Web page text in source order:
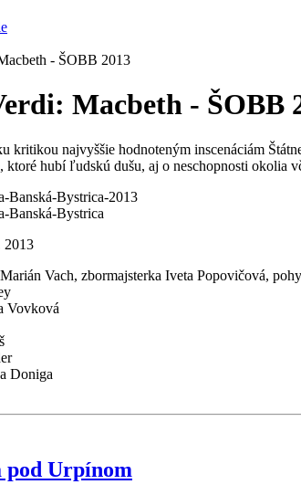
- ŠOBB 2013
Macbeth - ŠOBB
kritikou najvyššie hodnoteným inscenáciám
ktoré hubí ľudskú dušu, aj o neschopnosti okolia
2013
Vach, zbormajsterka Iveta Popovičová,
Vovková
Doniga
Urpínom